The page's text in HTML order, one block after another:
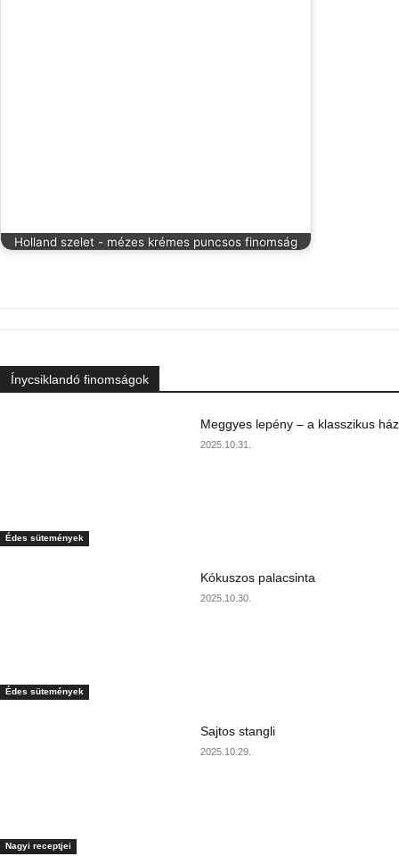
Holland szelet - mézes krémes puncsos finomság
Ínycsiklandó finomságok
Édes sütemények
Meggyes lepény – a klasszikus
2025.10.31.
Édes sütemények
Kókuszos palacsinta
2025.10.30.
Nagyi receptjei
Sajtos stangli
2025.10.29.